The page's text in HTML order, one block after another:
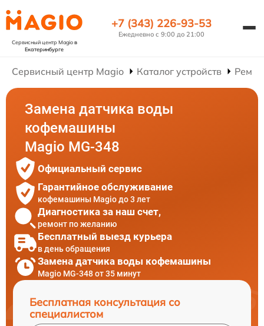
Сервисный центр Magioв
Екатеринбурге
+7 (343) 226-93-53
Ежедневно с 9:00 до 21:00
Сервисный центр Magio Каталог устройств
Замена датчика воды
кофемашины
Magio MG-348
Официальный сервис
Гарантийное обслуживание
кофемашины Magio до 3 лет
Диагностика за наш счет,
ремонт по желанию
Бесплатный выезд курьера
в день обращения
Замена датчика воды кофемашины
Magio MG-348 от 35 минут
Бесплатная консультация со
специалистом